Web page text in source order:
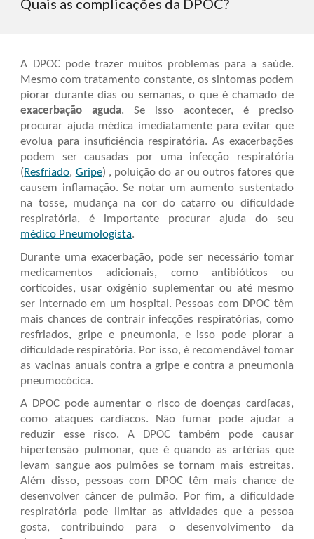
Quais as complicações da DPOC?
A DPOC pode trazer muitos problemas para a saúde.
Mesmo com tratamento constante, os sintomas podem
piorar durante dias ou semanas, o que é chamado de
exacerbação aguda. Se isso acontecer, é preciso
procurar ajuda médica imediatamente para evitar que
evolua para insuficiência respiratória. As exacerbações
podem ser causadas por uma infecção respiratória
(Resfriado, Gripe) , poluição do ar ou outros fatores que
causem inflamação. Se notar um aumento sustentado
na tosse, mudança na cor do catarro ou dificuldade
respiratória, é importante procurar ajuda do seu
médico Pneumologista.
Durante uma exacerbação, pode ser necessário tomar
medicamentos adicionais, como antibióticos ou
corticoides, usar oxigênio suplementar ou até mesmo
ser internado em um hospital. Pessoas com DPOC têm
mais chances de contrair infecções respiratórias, como
resfriados, gripe e pneumonia, e isso pode piorar a
dificuldade respiratória. Por isso, é recomendável tomar
as vacinas anuais contra a gripe e contra a pneumonia
pneumocócica.
A DPOC pode aumentar o risco de doenças cardíacas,
como ataques cardíacos. Não fumar pode ajudar a
reduzir esse risco. A DPOC também pode causar
hipertensão pulmonar, que é quando as artérias que
levam sangue aos pulmões se tornam mais estreitas.
Além disso, pessoas com DPOC têm mais chance de
desenvolver câncer de pulmão. Por fim, a dificuldade
respiratória pode limitar as atividades que a pessoa
gosta, contribuindo para o desenvolvimento da